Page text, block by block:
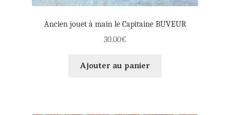
Ancien jouet à main le Capitaine BUVEUR
30.00€
Ajouter au panier